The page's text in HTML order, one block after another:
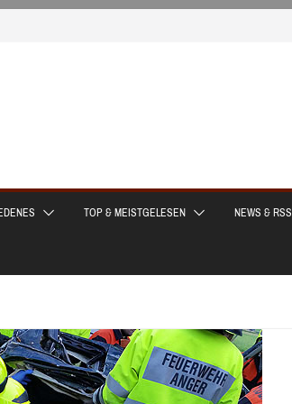
TOP & MEISTGELESEN NEWS & RSS